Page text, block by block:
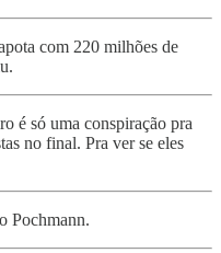
com 220 milhões de
é só uma conspiração pra
no final. Pra ver se eles
Pochmann.